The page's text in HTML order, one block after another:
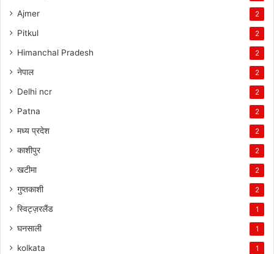
Ajmer 2
Pitkul 2
Himanchal Pradesh 2
नेपाल 2
Delhi ncr 2
Patna 2
मध्य प्रदेश 2
काशीपुर 2
खटीमा 2
गुप्तकाशी 2
स्विट्ज़रलैंड 1
घनसाली 1
kolkata 1